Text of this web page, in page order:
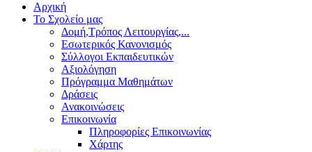
Αρχική
Το Σχολείο μας
Δομή,Τρόπος Λειτουργίας,...
Εσωτερικός Κανονισμός
Σύλλογοι Εκπαιδευτικών
Αξιολόγηση
Πρόγραμμα Μαθημάτων
Δράσεις
Ανακοινώσεις
Επικοινωνία
Πληροφορίες Επικοινωνίας
Χάρτης